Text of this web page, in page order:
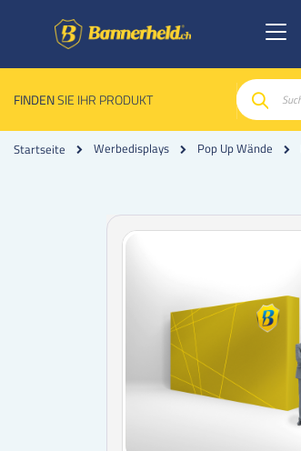
FINDENSIE IHR PRODUKT
Suche
Startseite Werbedisplays Pop Up Wände
Zum